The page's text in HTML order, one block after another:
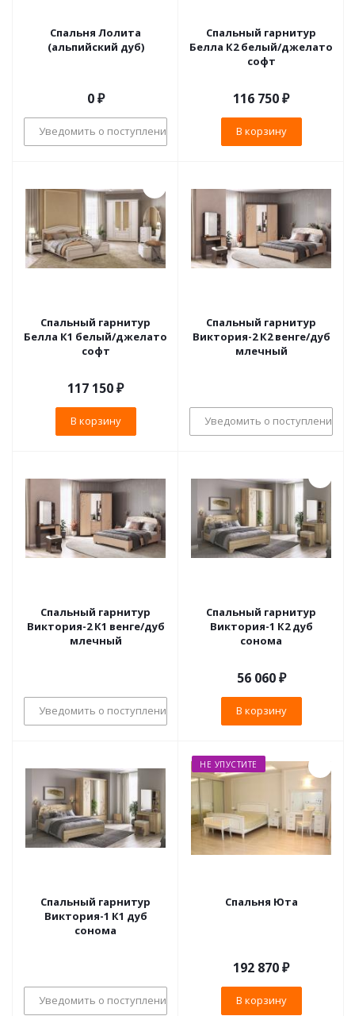
Спальня Лолита
(альпийский дуб)
0 ₽
Уведомить о поступлении
Спальный гарнитур
Белла К2 белый/джелато
софт
116 750₽
В корзину
Спальный гарнитур
Белла К1 белый/джелато
софт
117 150₽
В корзину
Спальный гарнитур
Виктория-2 К2 венге/дуб
млечный
Уведомить о поступлении
Спальный гарнитур
Виктория-2 К1 венге/дуб
млечный
Уведомить о поступлении
Спальный гарнитур
Виктория-1 К2 дуб
сонома
56 060₽
В корзину
Спальный гарнитур
Виктория-1 К1 дуб
сонома
Уведомить о поступлении
НЕ УПУСТИТЕ
Спальня Юта
192 870₽
В корзину